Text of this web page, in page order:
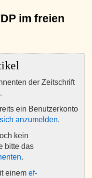
im freien
der Zeitschrift
ein Benutzerkonto
anzumelden.
kein
bitte das
.
einem ef-